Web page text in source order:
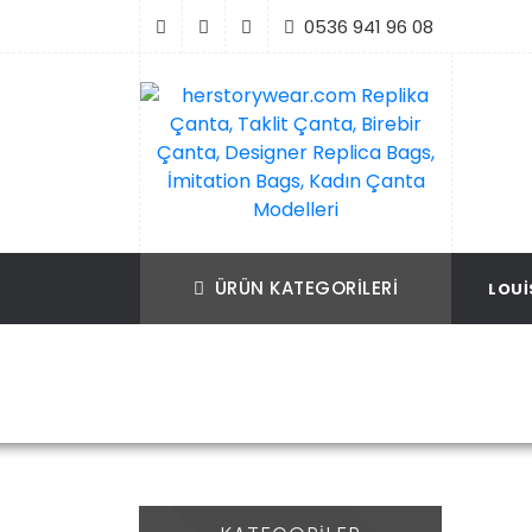
0536 941 96 08
İmitation Bags, Kadın Çanta Modelleri
ÜRÜN KATEGORILERI